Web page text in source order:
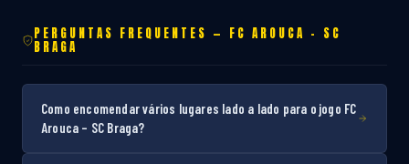
PERGUNTAS FREQUENTES — FC AROUCA – SC
BRAGA
Como encomendar vários lugares lado a lado para o jogo FC
Arouca – SC Braga?